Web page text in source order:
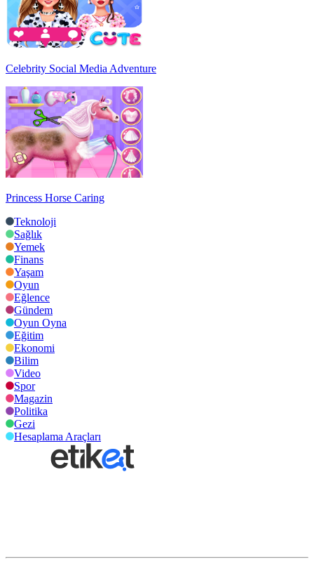
Celebrity Social Media Adventure
Princess Horse Caring
Teknoloji
Sağlık
Yemek
Finans
Yaşam
Oyun
Eğlence
Gündem
Oyun Oyna
Eğitim
Ekonomi
Bilim
Video
Spor
Magazin
Politika
Gezi
Hesaplama Araçları